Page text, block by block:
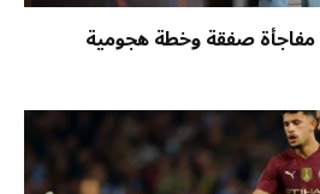
صفقة وخطة هجومية